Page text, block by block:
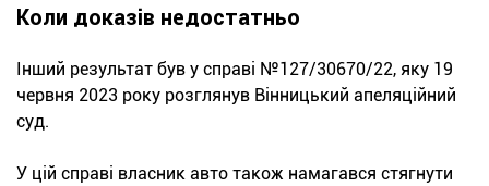
Коли доказів недостатньо
Інший результат був у справі №127/30670/22, яку 19
червня 2023 року розглянув Вінницький апеляційний
суд.
У цій справі власник авто також намагався стягнути